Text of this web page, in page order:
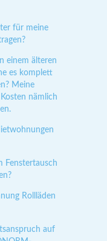
für meine
einem älteren
es komplett
Meine
nämlich
Fenstertausch
Rollläden
auf